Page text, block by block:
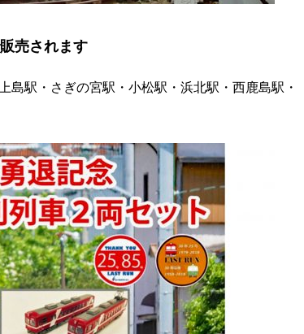
売されます
駅・さぎの宮駅・小松駅・浜北駅・西鹿島駅・